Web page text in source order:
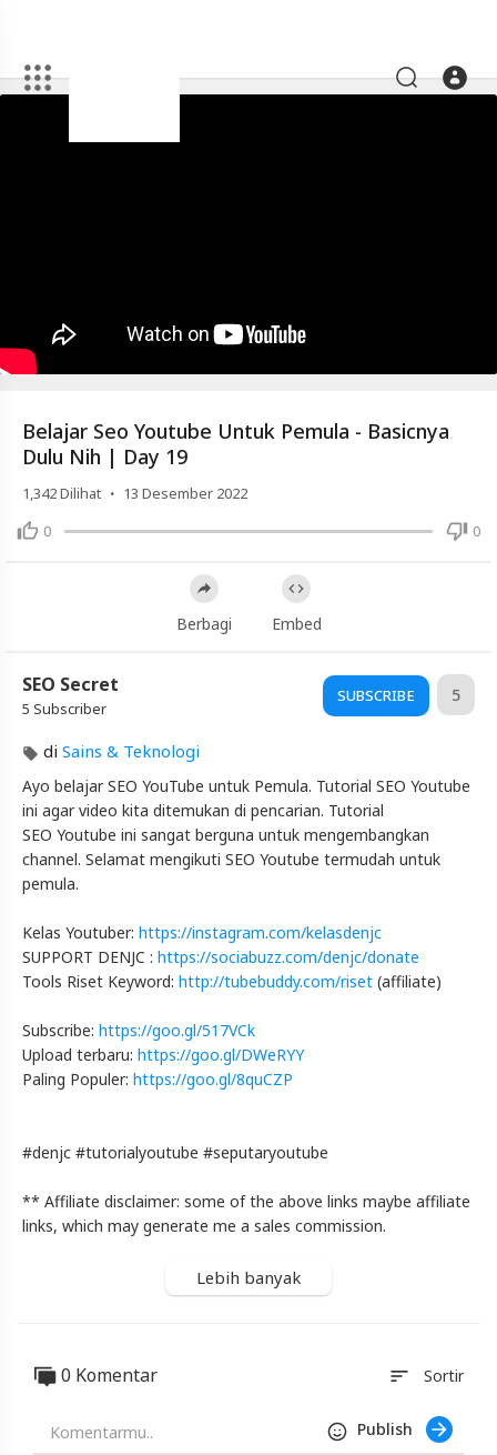
Belajar
Basicnya
Dulu
Day
19
Video
Pemula
Basicnya
Dulu
Nih
Day
19
Terbaru
Blackexpo
Info
Belajar
Seo
Youtube
Basicnya
Nih
Berbagi
Video
Published
Belajar Seo Youtube Untuk Pemula - Basicnya
Dulu Nih | Day 19
0 0
1,342Dilihat · 13 Desember 2022
Berbagi Embed
SEO Secret
5 Subscriber
SUBSCRIBE 5
di Sains & Teknologi
Ayo belajar SEO YouTube untuk Pemula. Tutorial SEO Youtube
ini agar video kita ditemukan di pencarian. Tutorial
SEO Youtube ini sangat berguna untuk mengembangkan
channel. Selamat mengikuti SEO Youtube termudah untuk
pemula.
Kelas Youtuber: https://instagram.com/kelasdenjc
SUPPORT DENJC : https://sociabuzz.com/denjc/donate
Tools Riset Keyword: http://tubebuddy.com/riset (affiliate)
Subscribe: https://goo.gl/517VCk
Upload terbaru: https://goo.gl/DWeRYY
Paling Populer: https://goo.gl/8quCZP
#denjc #tutorialyoutube #seputaryoutube
** Affiliate disclaimer: some of the above links maybe affiliate
links, which may generate me a sales commission.
Lebih banyak
0 Komentar sort Sortir
Publish